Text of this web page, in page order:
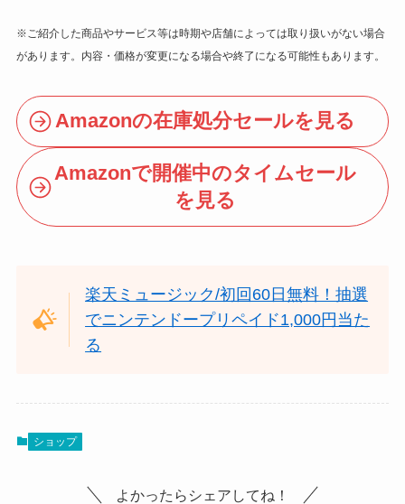
※ご紹介した商品やサービス等は時期や店舗によっては取り扱いがない場合
があります。内容・価格が変更になる場合や終了になる可能性もあります。
Amazonの在庫処分セールを見る
Amazonで開催中のタイムセール
を見る
楽天ミュージック/初回60日無料！抽選
でニンテンドープリペイド1,000円当た
る
ショップ
よかったらシェアしてね！